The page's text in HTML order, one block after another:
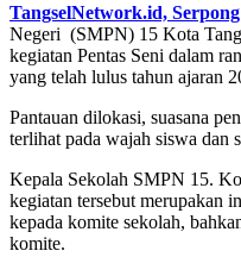
TangselNetwork.id,
Negeri (SMPN) 15 Kota
kegiatan Pentas Seni dalam
yang telah lulus tahun ajaran
Pantauan dilokasi, suasana
terlihat pada wajah siswa dan
Kepala Sekolah SMPN 15.
kegiatan tersebut merupakan
kepada komite sekolah,
komite.